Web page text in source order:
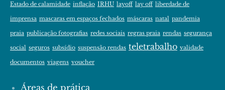
Estado de calamidade inflação IRHU layoff lay off liberdade de
imprensa mascaras em espaços fechados máscaras natal pandemia
praia publicação fotografias redes sociais regras praia rendas segurança
social seguros subsídio suspensão rendas teletrabalho validade
documentos viagens voucher
Áreas de prática